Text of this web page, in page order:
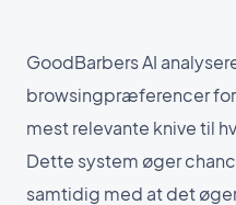
GoodBarbers AI
browsingpræferencer
mest relevante knive til
Dette system øger
samtidig med at det